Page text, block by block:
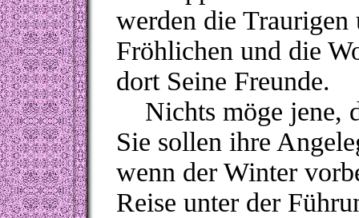
werden die Traurigen
Fröhlichen und die
dort Seine Freunde.
Nichts möge jene,
Sie sollen ihre
wenn der Winter
Reise unter der